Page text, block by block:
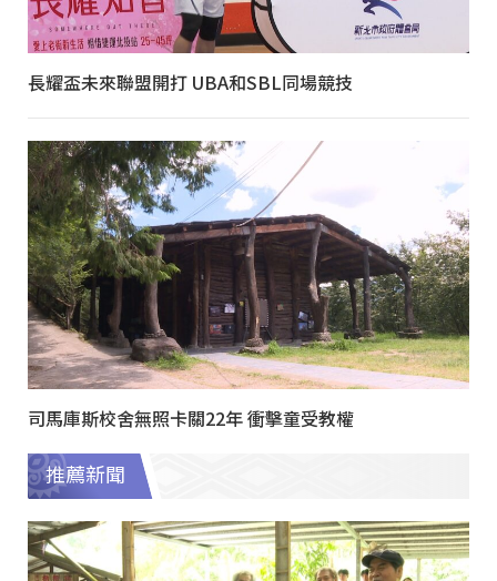
長耀盃未來聯盟開打 UBA和SBL同場競技
司馬庫斯校舍無照卡關22年 衝擊童受教權
推薦新聞